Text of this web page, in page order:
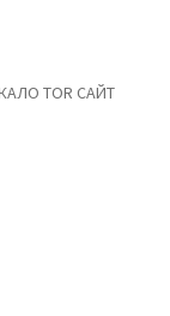
TOR САЙТ